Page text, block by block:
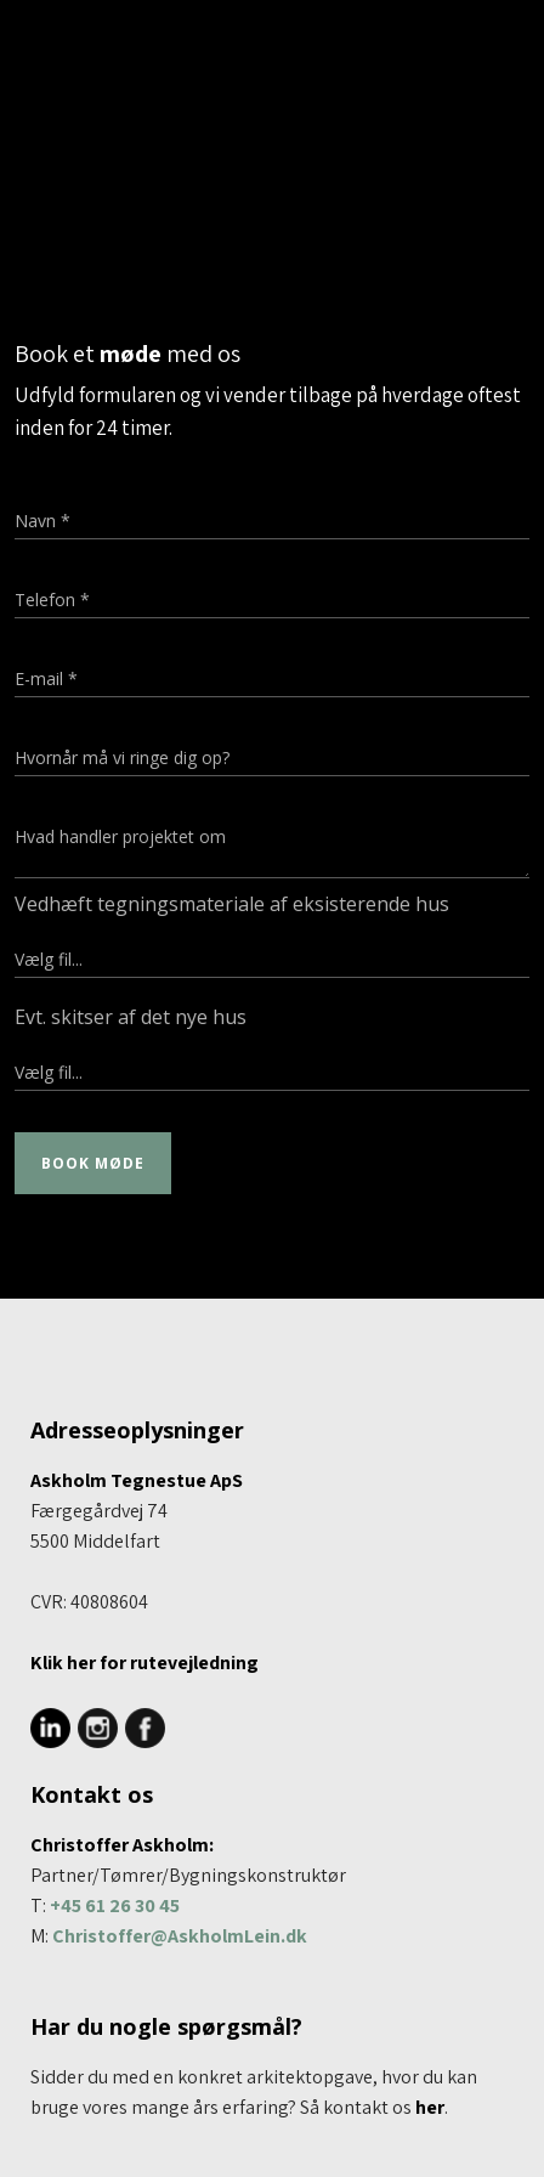
Book etmøde med os
​Udfyld formularen og vi vender tilbage på hverdage oftest
inden for 24 timer.
Vedhæft tegningsmateriale af eksisterende hus
Evt. skitser af det nye hus
Adresseoplysninger
Askholm Tegnestue ApS
Færgegårdvej 74
5500 Middelfart​
CVR: 40808604
Klik her for rutevej​ledning
Kontakt os
Christoffer Askholm:
Partner/​Tømrer/Bygningskonstruktør
T: +45 61 26 30 45
M: Christoffer@AskholmLein.dk
Har du nogle spørgsmål?
Sidder du med en konkret arkitektopgave, hvor du kan
bruge vores mange års erfaring? Så kontakt os her.